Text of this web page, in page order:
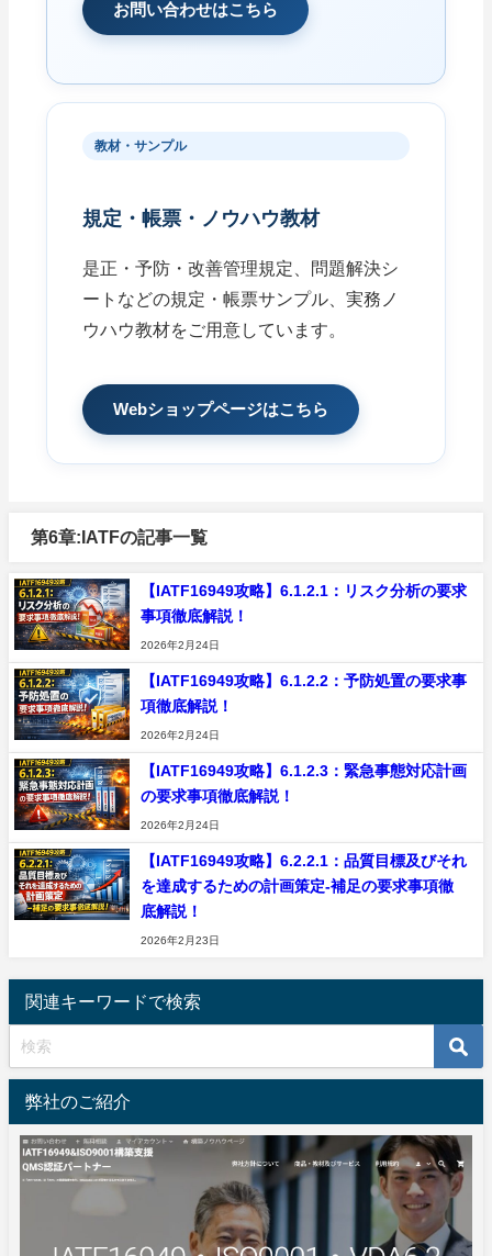
お問い合わせはこちら
教材・サンプル
規定・帳票・ノウハウ教材
是正・予防・改善管理規定、問題解決シ
ートなどの規定・帳票サンプル、実務ノ
ウハウ教材をご用意しています。
Webショップページはこちら
第6章:IATFの記事一覧
【IATF16949攻略】6.1.2.1：リスク分析の要求
事項徹底解説！
2026年2月24日
【IATF16949攻略】6.1.2.2：予防処置の要求事
項徹底解説！
2026年2月24日
【IATF16949攻略】6.1.2.3：緊急事態対応計画
の要求事項徹底解説！
2026年2月24日
【IATF16949攻略】6.2.2.1：品質目標及びそれ
を達成するための計画策定-補足の要求事項徹
底解説！
2026年2月23日
関連キーワードで検索
弊社のご紹介